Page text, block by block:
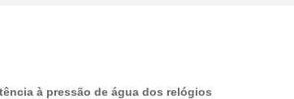
à pressão de água dos relógios